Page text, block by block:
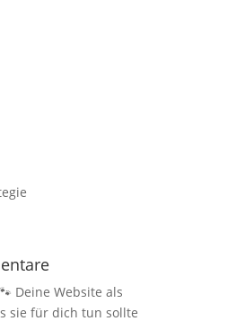
🐾 Deine Website als
sie für dich tun sollte